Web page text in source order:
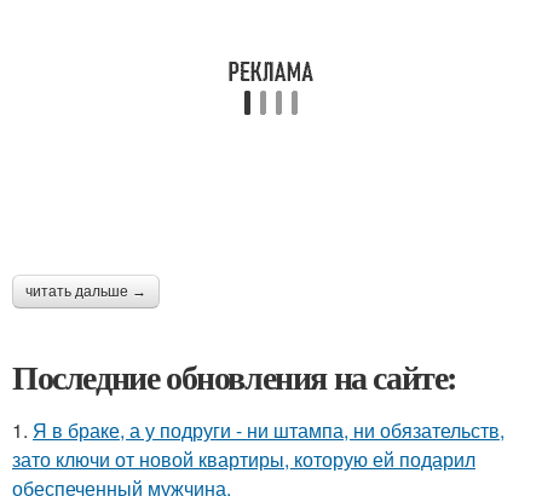
читать дальше →
Последние обновления на сайте:
1. Я в браке, а у подруги - ни штампа, ни обязательств,
зато ключи от новой квартиры, которую ей подарил
обеспеченный мужчина.